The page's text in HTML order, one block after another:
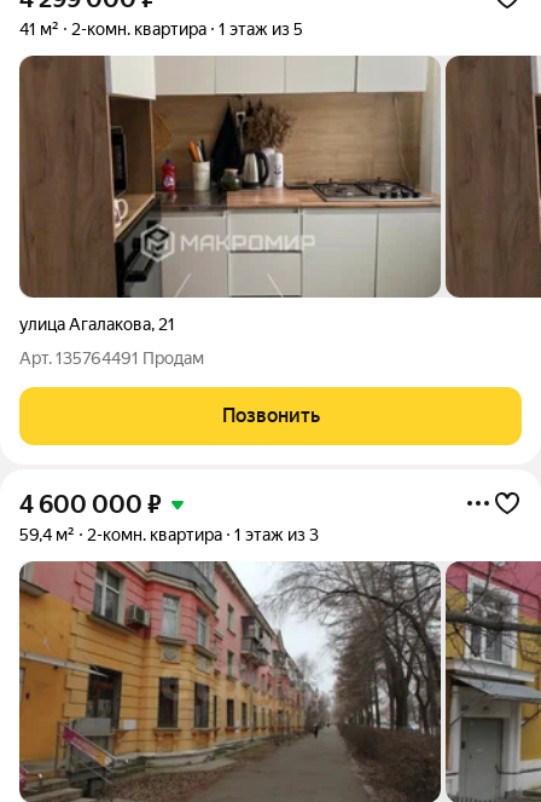
41 м² 2-комн. квартира 1 этаж из 5
улица Агалакова, 21
Арт. 135764491 Продам
Позвонить
4 600 000 ₽
59,4 м² 2-комн. квартира 1 этаж из 3